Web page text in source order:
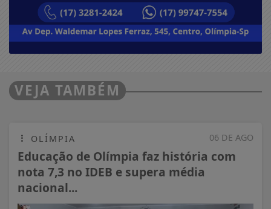
VEJA TAMBÉM
06 DE AGO
OLÍMPIA
Educação de Olímpia faz história com
nota 7,3 no IDEB e supera média
nacional...